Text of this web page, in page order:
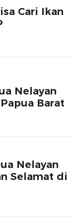
Cari Ikan
Nelayan
Barat
Nelayan
Selamat di